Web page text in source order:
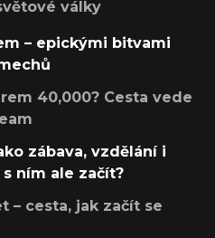
války
– epickými bitvami
40,000? Cesta vede
zábava, vzdělání i
ním ale začít?
– cesta, jak začít se